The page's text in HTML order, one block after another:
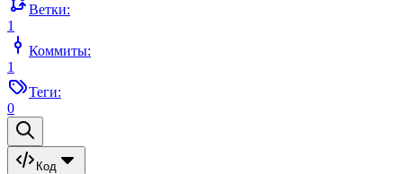
Ветки:
1
Коммиты:
1
Теги:
0
Код